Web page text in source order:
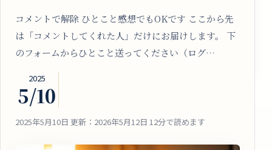
コメントで解除 ひとこと感想でもOKです ここから先
は「コメントしてくれた人」だけにお届けします。 下
のフォームからひとこと送ってください（ログ…
2025
5/10
2025年5月10日 更新：2026年5月12日 12分で読めます